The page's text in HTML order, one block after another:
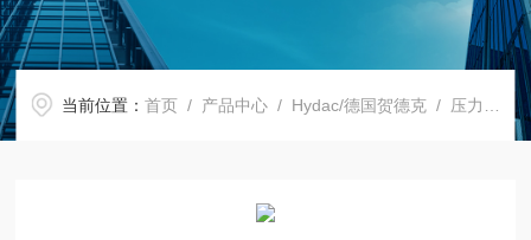
当前位置：首页 / 产品中心 / Hydac/德国贺德克 / 压力传感器